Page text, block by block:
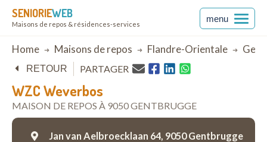
SENIORIEWEB
Maisons de repos & résidences-services
menu
Breadcrumb
Home Maisons de repos Flandre-Orientale
WZC Weverbos
MAISON DE REPOS À 9050 GENTBRUGGE
RETOUR PARTAGER
Jan van Aelbroecklaan 64, 9050 Gentbrugge